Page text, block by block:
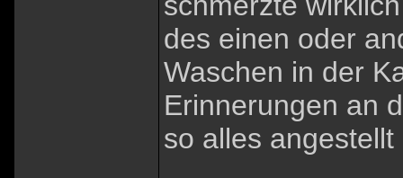
des einen oder
Waschen in der
Erinnerungen an
so alles angestellt